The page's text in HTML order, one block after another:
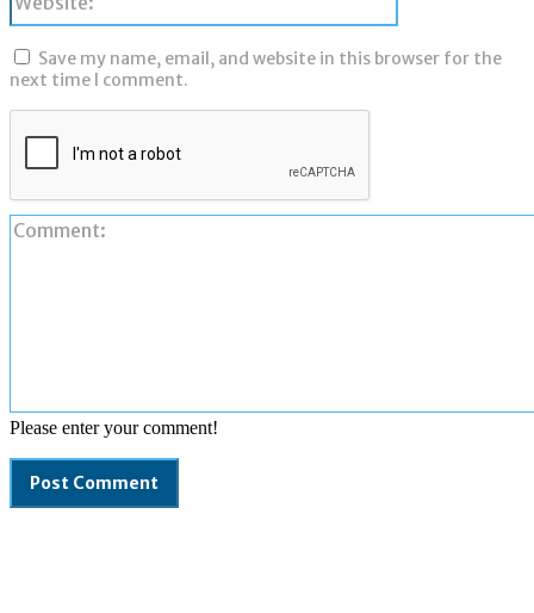
Please enter your comment!
Save my name, email, and website in this browser for the
next time I comment.